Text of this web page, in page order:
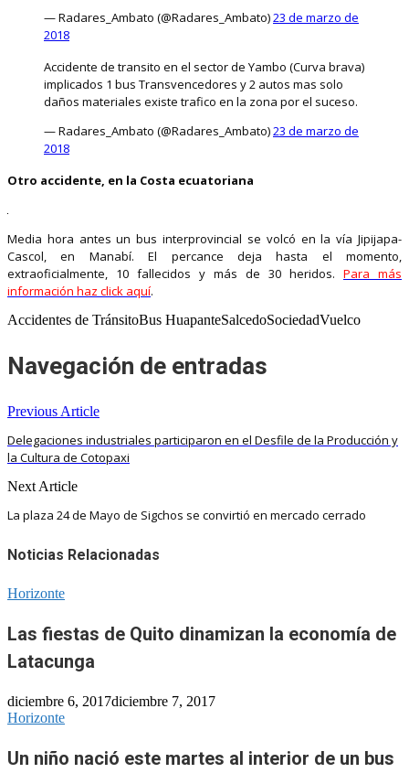
— Radares_Ambato (@Radares_Ambato)23 de marzo de
2018
Accidente de transito en el sector de Yambo (Curva brava)
implicados 1 bus Transvencedores y 2 autos mas solo
daños materiales existe trafico en la zona por el suceso.
— Radares_Ambato (@Radares_Ambato)23 de marzo de
2018
Otro accidente, en la Costa ecuatoriana
Media hora antes un bus interprovincial se volcó en la vía Jipijapa-
Cascol, en Manabí. El percance deja hasta el momento,
extraoficialmente, 10 fallecidos y más de 30 heridos. Para más
información haz click aquí.
Accidentes de TránsitoBus HuapanteSalcedoSociedadVuelco
Navegación de entradas
Previous Article
Delegaciones industriales participaron en el Desfile de la Producción y
la Cultura de Cotopaxi
Next Article
La plaza 24 de Mayo de Sigchos se convirtió en mercado cerrado
Noticias Relacionadas
Horizonte
Las fiestas de Quito dinamizan la economía de
Latacunga
diciembre 6, 2017diciembre 7, 2017
Horizonte
Un niño nació este martes al interior de un bus